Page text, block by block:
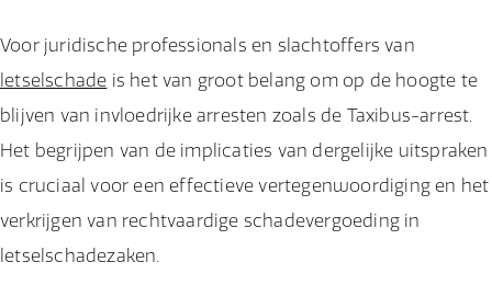
Voor juridische professionals en slachtoffers van
letselschade is het van groot belang om op de hoogte te
blijven van invloedrijke arresten zoals de Taxibus-arrest.
Het begrijpen van de implicaties van dergelijke uitspraken
is cruciaal voor een effectieve vertegenwoordiging en het
verkrijgen van rechtvaardige schadevergoeding in
letselschadezaken.